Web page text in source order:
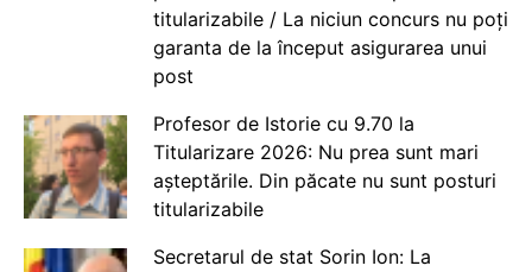
titularizabile / La niciun concurs nu poți
garanta de la început asigurarea unui
post
Profesor de Istorie cu 9.70 la
Titularizare 2026: Nu prea sunt mari
așteptările. Din păcate nu sunt posturi
titularizabile
Secretarul de stat Sorin Ion: La